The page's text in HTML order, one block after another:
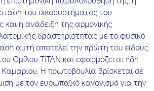
η επιστημονική παρακολούθησή της, η
του οικοσυστήματος του
και η ανάδειξη της αρμονικής
δραστηριότητας με το φυσικό
αυτή αποτελεί την πρώτη του είδους
Ομίλου ΤΙΤΑΝ και εφαρμόζεται ήδη
Καμαρίου. Η πρωτοβουλία βρίσκεται σε
με τον ευρωπαϊκό κανονισμό για την